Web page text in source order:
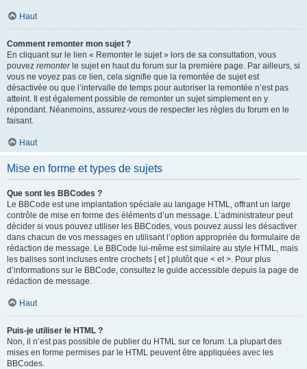
Haut
Comment remonter mon sujet ?
En cliquant sur le lien « Remonter le sujet » lors de sa consultation, vous
pouvez remonterle sujet en haut du forum sur la première page. Par ailleurs, si
vous ne voyez pas ce lien, cela signifie que la remontée de sujet est
désactivée ou que l’intervalle de temps pour autoriser la remontée n’est pas
atteint. Il est également possible de remonter un sujet simplement en y
répondant. Néanmoins, assurez-vous de respecter les règles du forum en le
faisant.
Haut
Mise en forme et types de sujets
Que sont les BBCodes ?
Le BBCode est une implantation spéciale au langage HTML, offrant un large
contrôle de mise en forme des éléments d’un message. L’administrateur peut
décider si vous pouvez utiliser les BBCodes, vous pouvez aussi les désactiver
dans chacun de vos messages en utilisant l’option appropriée du formulaire de
rédaction de message. Le BBCode lui-même est similaire au style HTML, mais
les balises sont incluses entre crochets [ et ] plutôt que < et >. Pour plus
d’informations sur le BBCode, consultez le guide accessible depuis la page de
rédaction de message.
Haut
Puis-je utiliser le HTML ?
Non, il n’est pas possible de publier du HTML sur ce forum. La plupart des
mises en forme permises par le HTML peuvent être appliquées avec les
BBCodes.